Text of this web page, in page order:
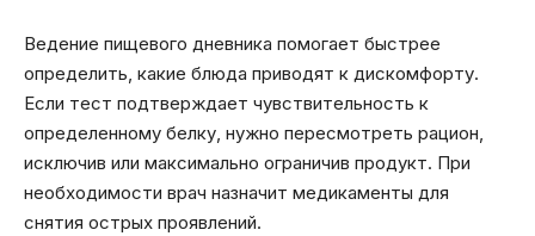
Ведение пищевого дневника помогает быстрее
определить, какие блюда приводят к дискомфорту.
Если тест подтверждает чувствительность к
определенному белку, нужно пересмотреть рацион,
исключив или максимально ограничив продукт. При
необходимости врач назначит медикаменты для
снятия острых проявлений.